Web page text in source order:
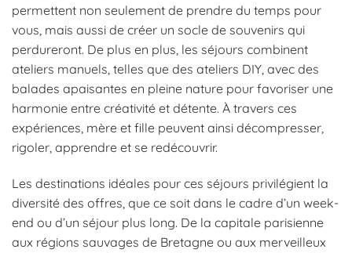
permettent non seulement de prendre du temps pour
vous, mais aussi de créer un socle de souvenirs qui
perdureront. De plus en plus, les séjours combinent
ateliers manuels, telles que des ateliers DIY, avec des
balades apaisantes en pleine nature pour favoriser une
harmonie entre créativité et détente. À travers ces
expériences, mère et fille peuvent ainsi décompresser,
rigoler, apprendre et se redécouvrir.
Les destinations idéales pour ces séjours privilégient la
diversité des offres, que ce soit dans le cadre d’un week-
end ou d’un séjour plus long. De la capitale parisienne
aux régions sauvages de Bretagne ou aux merveilleux